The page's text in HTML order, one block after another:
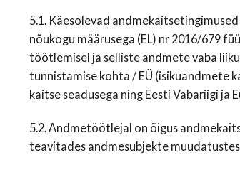
5.1. Käesolevad
nõukogu määrusega (EL) nr 2016/679
töötlemisel ja selliste andmete vaba
tunnistamise kohta / EÜ (isikuandmete
kaitse seadusega ning Eesti Vabariigi ja
5.2. Andmetöötlejal on õigus
teavitades andmesubjekte